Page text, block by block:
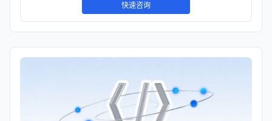
快速咨询